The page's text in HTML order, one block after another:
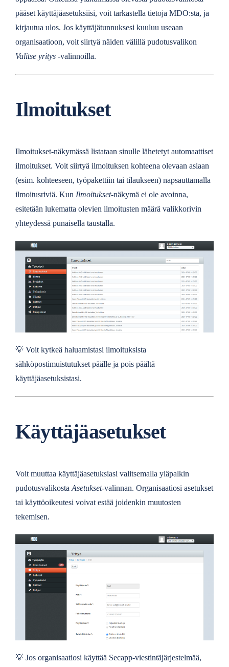
pääset käyttäjäasetuksiisi, voit tarkastella tietoja MDO:sta, ja
kirjautua ulos. Jos käyttäjätunnuksesi kuuluu useaan
organisaatioon, voit siirtyä näiden välillä pudotusvalikon
Valitse yritys -valinnoilla.
Ilmoitukset
Ilmoitukset-näkymässä listataan sinulle lähetetyt automaattiset
ilmoitukset. Voit siirtyä ilmoituksen kohteena olevaan asiaan
(esim. kohteeseen, työpakettiin tai tilaukseen) napsauttamalla
ilmoitusriviä. Kun Ilmoitukset-näkymä ei ole avoinna,
esitetään lukematta olevien ilmoitusten määrä valikkorivin
yhteydessä punaisella taustalla.
💡 Voit kytkeä haluamistasi ilmoituksista
sähköpostimuistutukset päälle ja pois päältä
käyttäjäasetuksistasi.
Käyttäjäasetukset
Voit muuttaa käyttäjäasetuksiasi valitsemalla yläpalkin
pudotusvalikosta Asetukset-valinnan. Organisaatiosi asetukset
tai käyttöoikeutesi voivat estää joidenkin muutosten
tekemisen.
💡 Jos organisaatiosi käyttää Secapp-viestintäjärjestelmää,